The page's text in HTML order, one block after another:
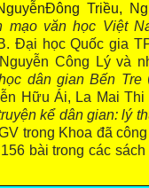
the Media
Group
Triều,
mạo văn học ViệtN
Đại học Quốc gia
Công Lý và
dân gian Bến Tre
Hữu Ái, La Mai
kể dân gian: lý
trong Khoa đã
bài trong các